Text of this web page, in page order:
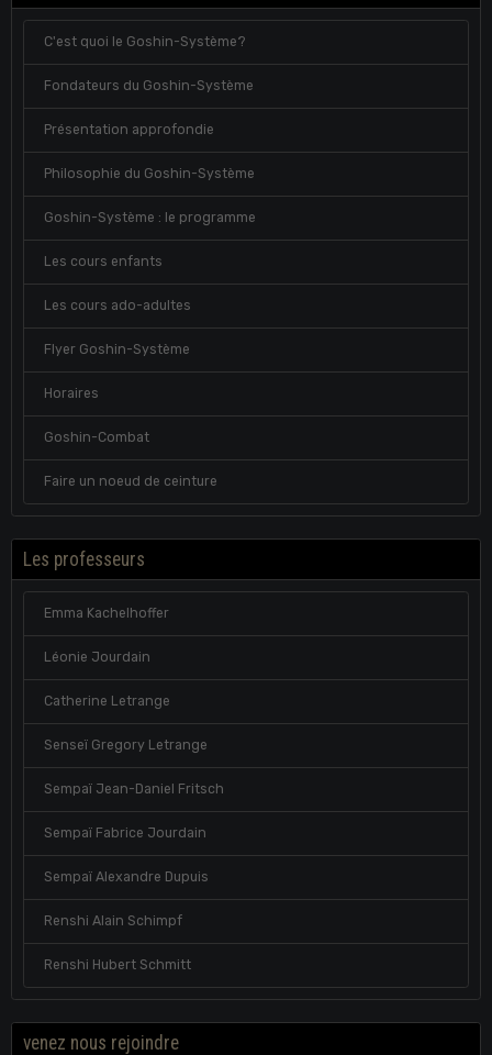
C'est quoi le Goshin-Système?
Fondateurs du Goshin-Système
Présentation approfondie
Philosophie du Goshin-Système
Goshin-Système : le programme
Les cours enfants
Les cours ado-adultes
Flyer Goshin-Système
Horaires
Goshin-Combat
Faire un noeud de ceinture
Les professeurs
Emma Kachelhoffer
Léonie Jourdain
Catherine Letrange
Senseï Gregory Letrange
Sempaï Jean-Daniel Fritsch
Sempaï Fabrice Jourdain
Sempaï Alexandre Dupuis
Renshi Alain Schimpf
Renshi Hubert Schmitt
venez nous rejoindre